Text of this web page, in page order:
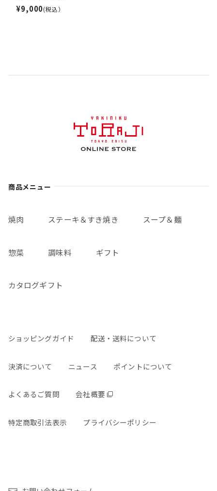
¥9,000(税込）
商品メニュー
焼肉 ステーキ＆すき焼き スープ＆麺
惣菜 調味料 ギフト
カタログギフト
ショッピングガイド 配送・送料について
決済について ニュース ポイントについて
よくあるご質問 会社概要
特定商取引法表示 プライバシーポリシー